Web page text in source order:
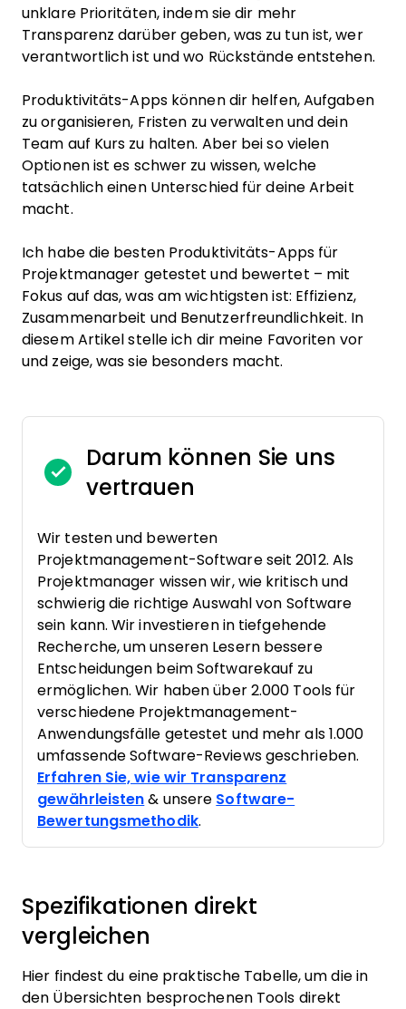
unklare Prioritäten, indem sie dir mehr
Transparenz darüber geben, was zu tun ist, wer
verantwortlich ist und wo Rückstände entstehen.
Produktivitäts-Apps können dir helfen, Aufgaben
zu organisieren, Fristen zu verwalten und dein
Team auf Kurs zu halten. Aber bei so vielen
Optionen ist es schwer zu wissen, welche
tatsächlich einen Unterschied für deine Arbeit
macht.
Ich habe die besten Produktivitäts-Apps für
Projektmanager getestet und bewertet – mit
Fokus auf das, was am wichtigsten ist: Effizienz,
Zusammenarbeit und Benutzerfreundlichkeit. In
diesem Artikel stelle ich dir meine Favoriten vor
und zeige, was sie besonders macht.
Darum können Sie uns
vertrauen
Wir testen und bewerten
Projektmanagement-Software seit 2012. Als
Projektmanager wissen wir, wie kritisch und
schwierig die richtige Auswahl von Software
sein kann. Wir investieren in tiefgehende
Recherche, um unseren Lesern bessere
Entscheidungen beim Softwarekauf zu
ermöglichen. Wir haben über 2.000 Tools für
verschiedene Projektmanagement-
Anwendungsfälle getestet und mehr als 1.000
umfassende Software-Reviews geschrieben.
Erfahren Sie, wie wir Transparenz
gewährleisten & unsere Software-
Bewertungsmethodik.
Spezifikationen direkt
vergleichen
Hier findest du eine praktische Tabelle, um die in
den Übersichten besprochenen Tools direkt